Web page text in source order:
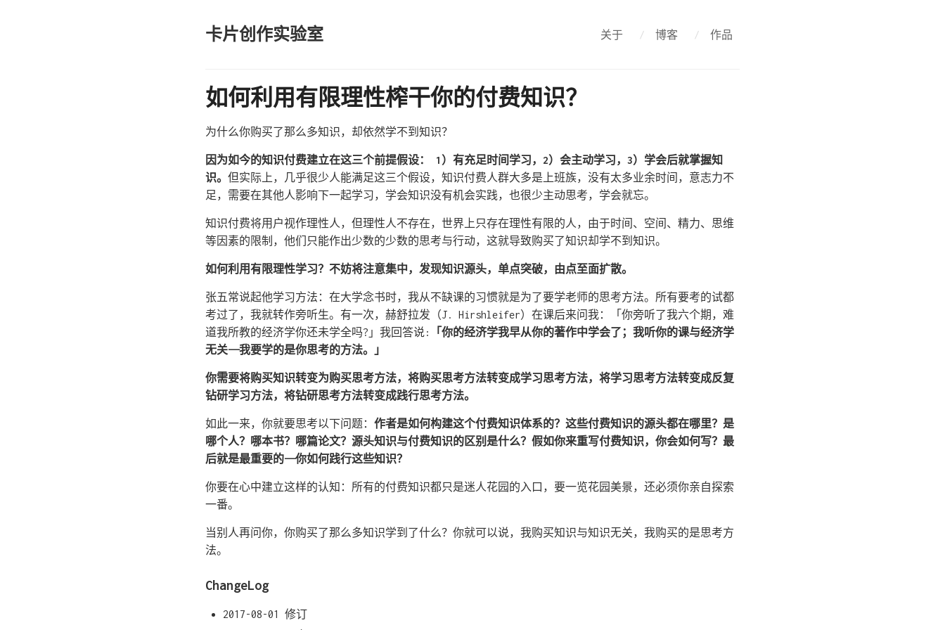
卡片创作实验室 关于 / 博客 / 作品
如何利用有限理性榨干你的付费知识？
为什么你购买了那么多知识，却依然学不到知识？
因为如今的知识付费建立在这三个前提假设： 1）有充足时间学习，2）会主动学习，3）学会后就掌握知
识。 但实际上，几乎很少人能满足这三个假设，知识付费人群大多是上班族，没有太多业余时间，意志力不
足，需要在其他人影响下一起学习，学会知识没有机会实践，也很少主动思考，学会就忘。
知识付费将用户视作理性人，但理性人不存在，世界上只存在理性有限的人，由于时间、空间、精力、思维
等因素的限制，他们只能作出少数的少数的思考与行动，这就导致购买了知识却学不到知识。
如何利用有限理性学习？不妨将注意集中，发现知识源头，单点突破，由点至面扩散。
张五常说起他学习方法：在大学念书时，我从不缺课的习惯就是为了要学老师的思考方法。所有要考的试都
考过了，我就转作旁听生。有一次，赫舒拉发（J. Hirshleifer）在课后来问我：「你旁听了我六个期，难
道我所教的经济学你还未学全吗?」我回答说:
「你的经济学我早从你的著作中学会了；我听你的课与经济学
无关——我要学的是你思考的方法。」
你需要将购买知识转变为购买思考方法，将购买思考方法转变成学习思考方法，将学习思考方法转变成反复
钻研学习方法，将钻研思考方法转变成践行思考方法。
如此一来，你就要思考以下问题： 作者是如何构建这个付费知识体系的？这些付费知识的源头都在哪里？是
哪个人？哪本书？哪篇论文？源头知识与付费知识的区别是什么？假如你来重写付费知识，你会如何写？最
后就是最重要的——你如何践行这些知识？
你要在心中建立这样的认知：所有的付费知识都只是迷人花园的入口，要一览花园美景，还必须你亲自探索
一番。
当别人再问你，你购买了那么多知识学到了什么？你就可以说，我购买知识与知识无关，我购买的是思考方
法。
ChangeLog
2017-08-01 修订